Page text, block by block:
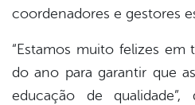
coordenadores e gestores
“Estamos muito felizes em
do ano para garantir que
educação de